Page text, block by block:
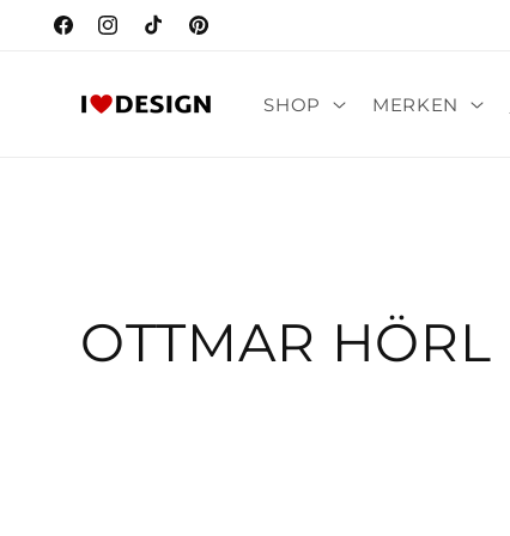
naar de
FacebookInstagram
TikTokPinterest
SHOP MERKEN
C
OTTMAR HÖRL